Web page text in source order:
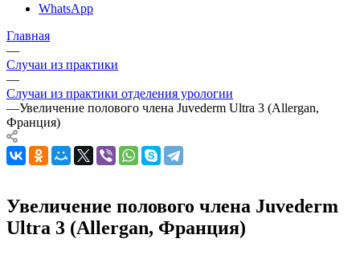
WhatsApp
Главная
—
Случаи из практики
—
Случаи из практики отделения урологии
—Увеличение полового члена Juvederm Ultra 3 (Allergan,
Франция)
Увеличение полового члена Juvederm
Ultra 3 (Allergan, Франция)